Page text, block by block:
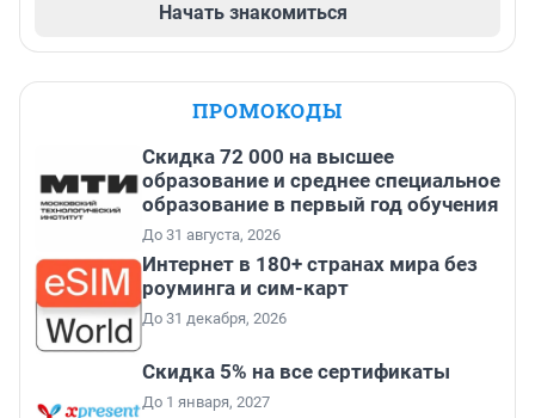
Начать знакомиться
ПРОМОКОДЫ
Скидка 72 000 на высшее
образование и среднее специальное
образование в первый год обучения
До 31 августа, 2026
Интернет в 180+ странах мира без
роуминга и сим-карт
До 31 декабря, 2026
Скидка 5% на все сертификаты
До 1 января, 2027